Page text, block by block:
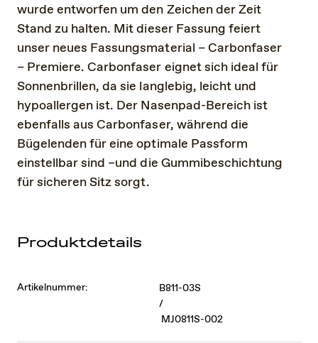
wurde entworfen um den Zeichen der Zeit
Stand zu halten. Mit dieser Fassung feiert
unser neues Fassungsmaterial – Carbonfaser
– Premiere. Carbonfaser eignet sich ideal für
Sonnenbrillen, da sie langlebig, leicht und
hypoallergen ist. Der Nasenpad-Bereich ist
ebenfalls aus Carbonfaser, während die
Bügelenden für eine optimale Passform
einstellbar sind –und die Gummibeschichtung
für sicheren Sitz sorgt.
Produktdetails
Artikelnummer:
B811-03S
/
MJ0811S-002